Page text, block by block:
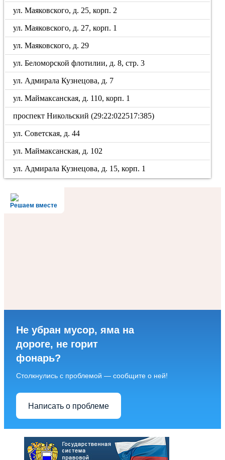
ул. Маяковского, д. 25, корп. 2
ул. Маяковского, д. 27, корп. 1
ул. Маяковского, д. 29
ул. Беломорской флотилии, д. 8, стр. 3
ул. Адмирала Кузнецова, д. 7
ул. Маймаксанская, д. 110, корп. 1
проспект Никольский (29:22:022517:385)
ул. Советская, д. 44
ул. Маймаксанская, д. 102
ул. Адмирала Кузнецова, д. 15, корп. 1
Решаем вместе
Не убран мусор, яма на
дороге, не горит
фонарь?
Столкнулись с проблемой — сообщите о ней!
Написать о проблеме